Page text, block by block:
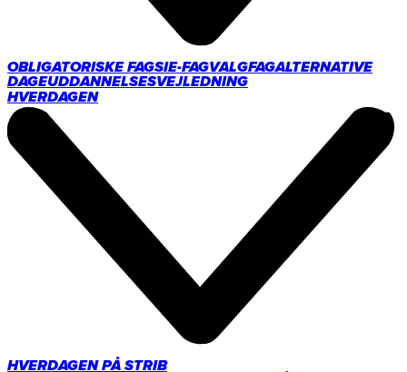
OBLIGATORISKE FAGSIE-FAGVALGFAGALTERNATIVE
DAGEUDDANNELSESVEJLEDNING
HVERDAGEN
HVERDAGEN PÅ STRIB